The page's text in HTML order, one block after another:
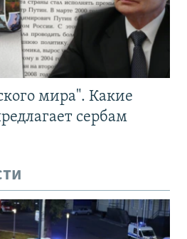
мира". Какие
сербам